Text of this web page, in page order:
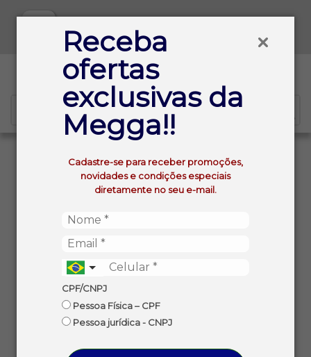
Receba
ofertas
exclusivas da
Megga!!
Cadastre-se para receber promoções,
novidades e condições especiais
diretamente no seu e-mail.
CPF/CNPJ
Pessoa Física – CPF
Pessoa jurídica - CNPJ
VINHO ITALIANO CORVO ROSSO TINTO DEMI-SEC